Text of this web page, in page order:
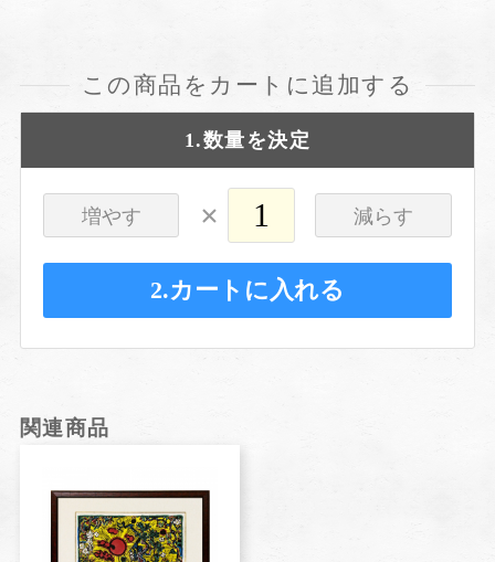
この商品をカートに追加する
1.数量を決定
増やす × 減らす
2.カートに入れる
関連商品